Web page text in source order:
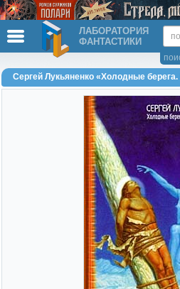
ЛАБОРАТОРИЯ
ФАНТАСТИКИ
Сергей Лукьяненко «Холодные берега.